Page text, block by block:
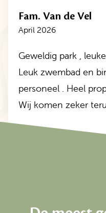
Fam. Van de Vel
April 2026
Geweldig park ,
Leuk zwembad en
personeel . Heel
Wij komen zeker